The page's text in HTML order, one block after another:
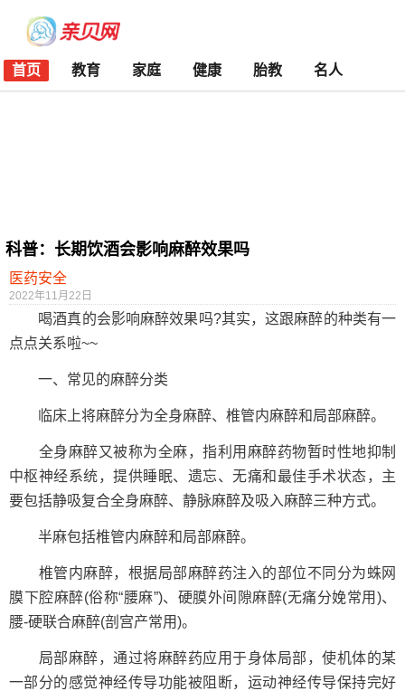
首页 教育 家庭 健康 胎教 名人
科普：长期饮酒会影响麻醉效果吗
医药安全
2022年11月22日
喝酒真的会影响麻醉效果吗?其实，这跟麻醉的种类有一
点点关系啦~~
一、常见的麻醉分类
临床上将麻醉分为全身麻醉、椎管内麻醉和局部麻醉。
全身麻醉又被称为全麻，指利用麻醉药物暂时性地抑制
中枢神经系统，提供睡眠、遗忘、无痛和最佳手术状态，主
要包括静吸复合全身麻醉、静脉麻醉及吸入麻醉三种方式。
半麻包括椎管内麻醉和局部麻醉。
椎管内麻醉，根据局部麻醉药注入的部位不同分为蛛网
膜下腔麻醉(俗称“腰麻”)、硬膜外间隙麻醉(无痛分娩常用)、
腰-硬联合麻醉(剖宫产常用)。
局部麻醉，通过将麻醉药应用于身体局部，使机体的某
一部分的感觉神经传导功能被阻断，运动神经传导保持完好